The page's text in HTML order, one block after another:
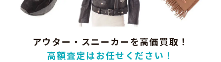
アウター・スニーカーを高価買取！
高額査定はお任せください！